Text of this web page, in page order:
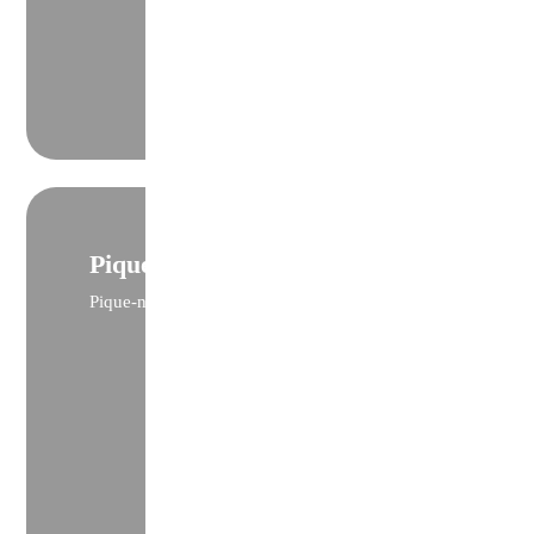
Pique-nique
Pique-nique dans la nature et loin du tourisme